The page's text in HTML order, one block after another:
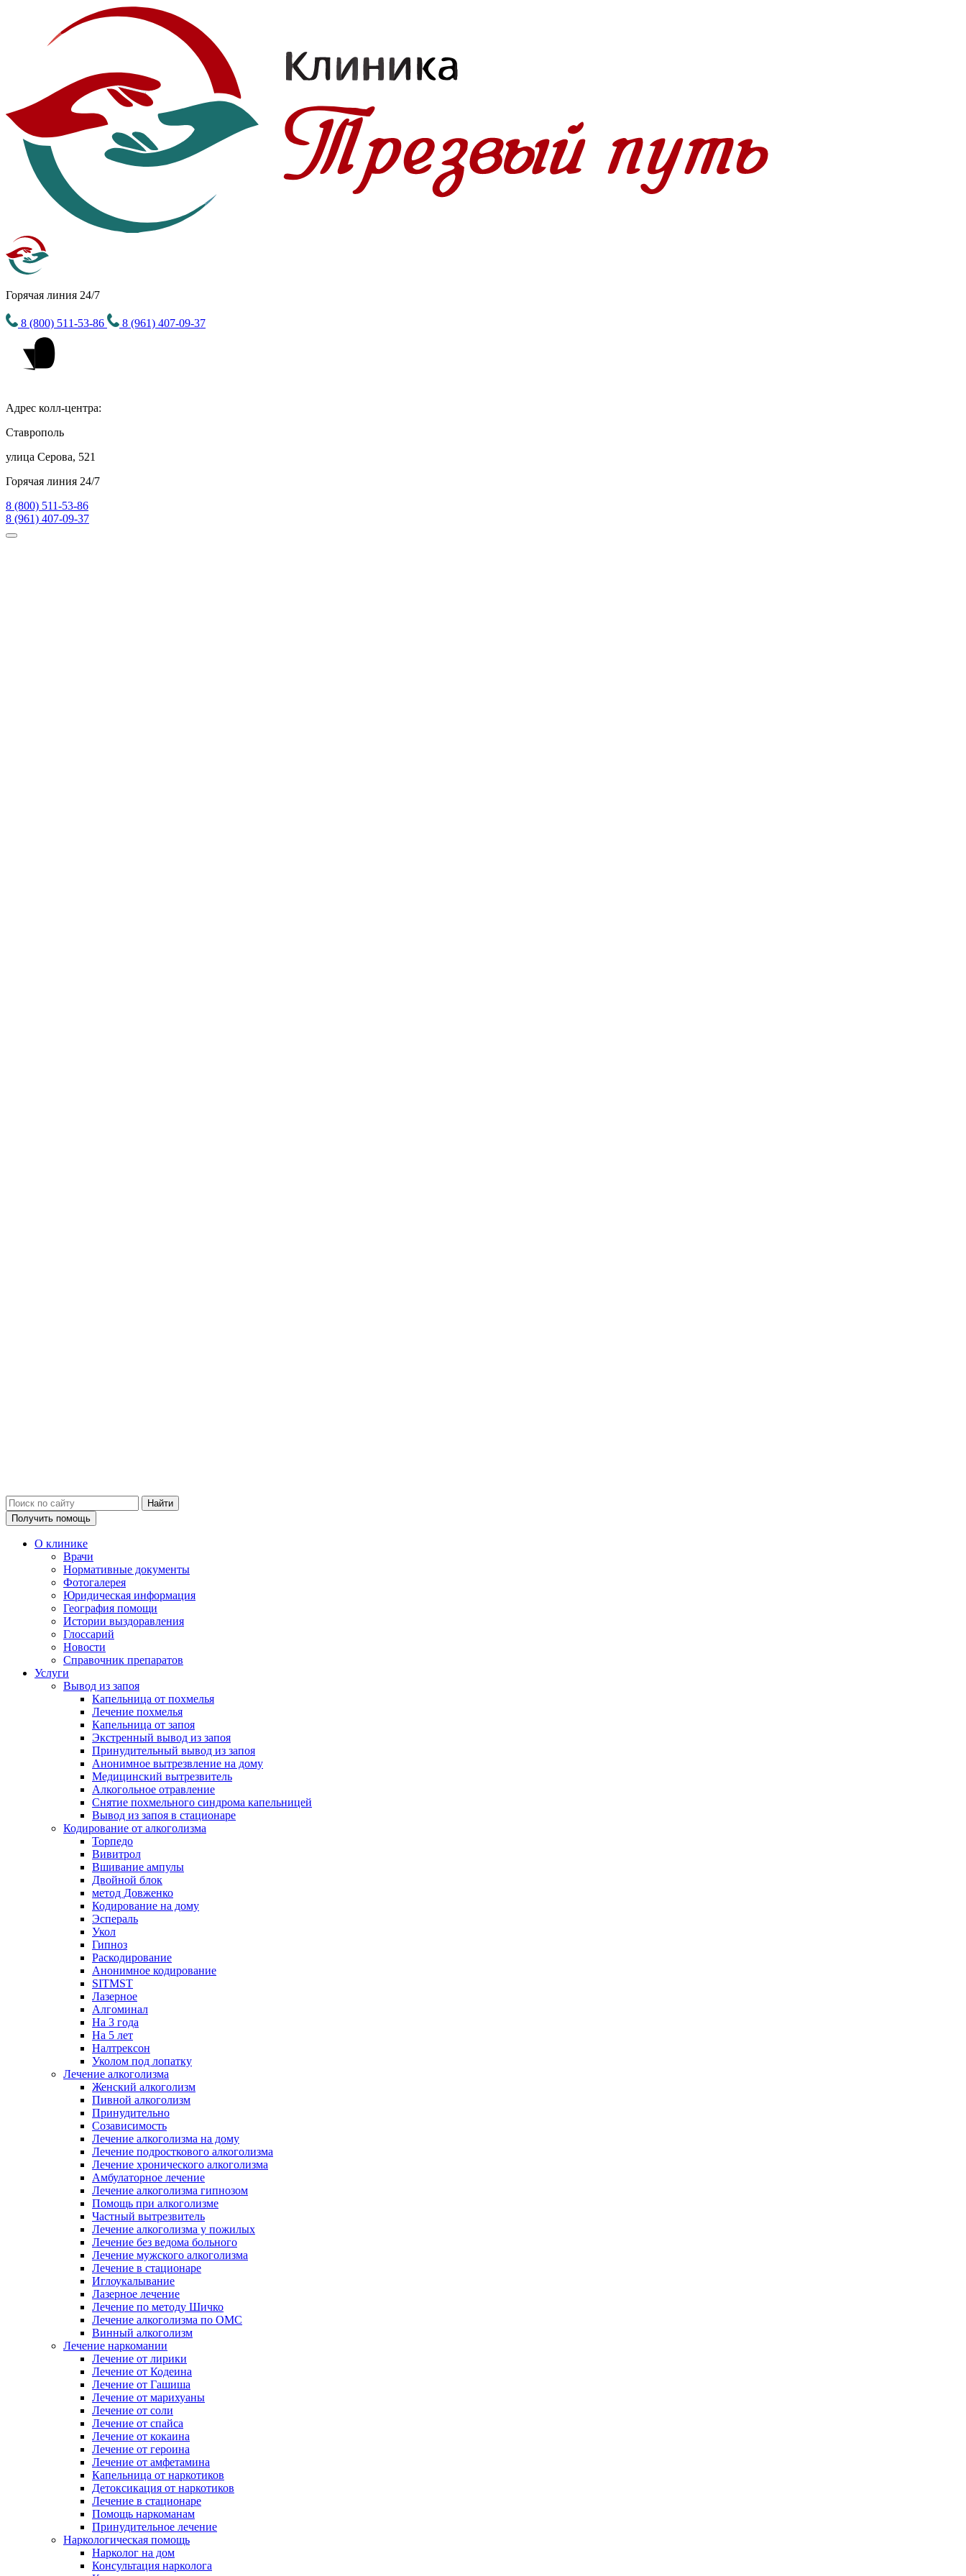
Горячая линия 24/7
8 (800) 511-53-86 8 (961) 407-09-37
Адрес колл-центра:
Ставрополь
улица Серова, 521
Горячая линия 24/7
8 (800) 511-53-86
8 (961) 407-09-37
Получить помощь
О клинике
Врачи
Нормативные документы
Фотогалерея
Юридическая информация
География помощи
Истории выздоравления
Глоссарий
Новости
Справочник препаратов
Услуги
Вывод из запоя
Капельница от похмелья
Лечение похмелья
Капельница от запоя
Экстренный вывод из запоя
Принудительный вывод из запоя
Анонимное вытрезвление на дому
Медицинский вытрезвитель
Алкогольное отравление
Снятие похмельного синдрома капельницей
Вывод из запоя в стационаре
Кодирование от алкоголизма
Торпедо
Вивитрол
Вшивание ампулы
Двойной блок
метод Довженко
Кодирование на дому
Эспераль
Укол
Гипноз
Раскодирование
Анонимное кодирование
SITMST
Лазерное
Алгоминал
На 3 года
На 5 лет
Налтрексон
Уколом под лопатку
Лечение алкоголизма
Женский алкоголизм
Пивной алкоголизм
Принудительно
Созависимость
Лечение алкоголизма на дому
Лечение подросткового алкоголизма
Лечение хронического алкоголизма
Амбулаторное лечение
Лечение алкоголизма гипнозом
Помощь при алкоголизме
Частный вытрезвитель
Лечение алкоголизма у пожилых
Лечение без ведома больного
Лечение мужского алкоголизма
Лечение в стационаре
Иглоукалывание
Лазерное лечение
Лечение по методу Шичко
Лечение алкоголизма по ОМС
Винный алкоголизм
Лечение наркомании
Лечение от лирики
Лечение от Кодеина
Лечение от Гашиша
Лечение от марихуаны
Лечение от соли
Лечение от спайса
Лечение от кокаина
Лечение от героина
Лечение от амфетамина
Капельница от наркотиков
Детоксикация от наркотиков
Лечение в стационаре
Помощь наркоманам
Принудительное лечение
Наркологическая помощь
Нарколог на дом
Консультация нарколога